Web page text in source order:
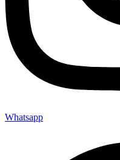
Whatsapp